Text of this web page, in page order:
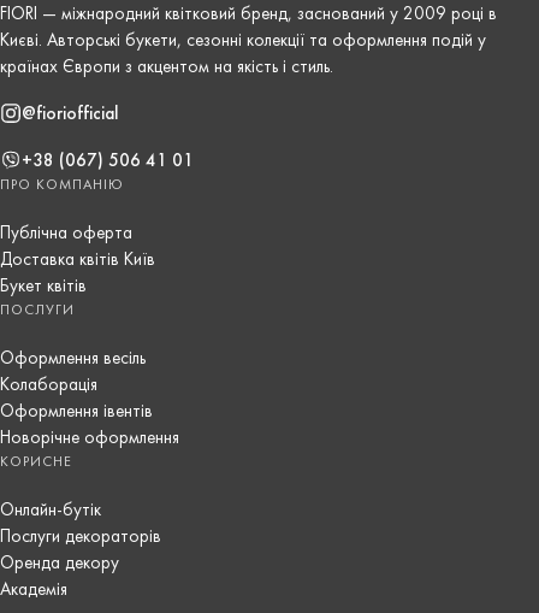
FIORI — міжнародний квітковий бренд, заснований у 2009 році в
Києві. Авторські букети, сезонні колекції та оформлення подій у
країнах Європи з акцентом на якість і стиль.
@fioriofficial
+38 (067) 506 41 01
ПРО КОМПАНІЮ
Публічна оферта
Доставка квітів Київ
Букет квітів
ПОСЛУГИ
Оформлення весіль
Колаборація
Оформлення івентів
Новорічне оформлення
КОРИСНЕ
Онлайн-бутік
Послуги декораторів
Оренда декору
Академія